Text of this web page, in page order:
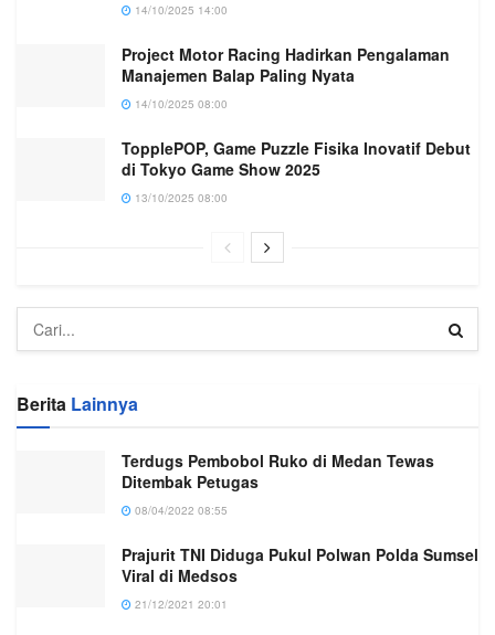
14/10/2025 14:00
Project Motor Racing Hadirkan Pengalaman
Manajemen Balap Paling Nyata
14/10/2025 08:00
TopplePOP, Game Puzzle Fisika Inovatif Debut
di Tokyo Game Show 2025
13/10/2025 08:00
Berita Lainnya
Terdugs Pembobol Ruko di Medan Tewas
Ditembak Petugas
08/04/2022 08:55
Prajurit TNI Diduga Pukul Polwan Polda Sumsel
Viral di Medsos
21/12/2021 20:01